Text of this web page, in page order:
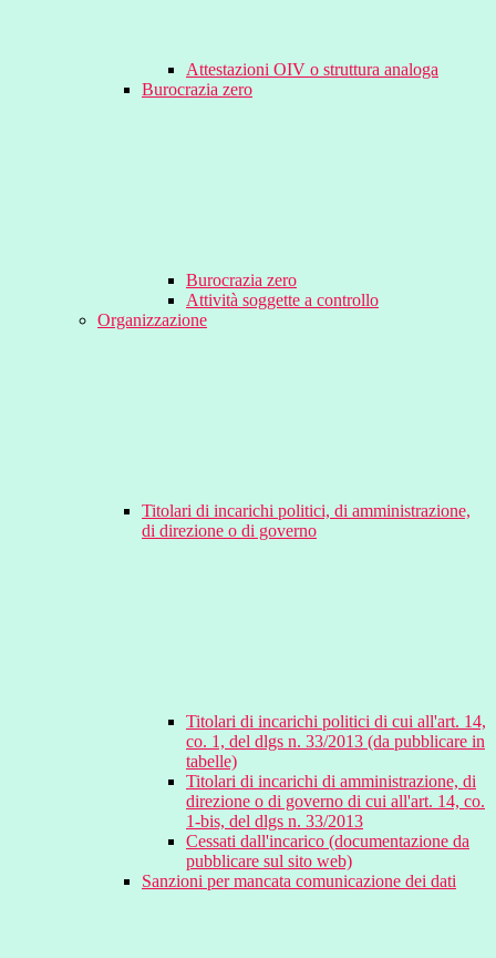
Attestazioni OIV o struttura analoga
Burocrazia zero
Burocrazia zero
Attività soggette a controllo
Organizzazione
Titolari di incarichi politici, di amministrazione,
di direzione o di governo
Titolari di incarichi politici di cui all'art. 14,
co. 1, del dlgs n. 33/2013 (da pubblicare in
tabelle)
Titolari di incarichi di amministrazione, di
direzione o di governo di cui all'art. 14, co.
1-bis, del dlgs n. 33/2013
Cessati dall'incarico (documentazione da
pubblicare sul sito web)
Sanzioni per mancata comunicazione dei dati